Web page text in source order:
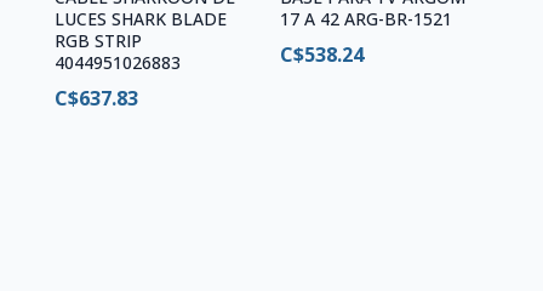
LUCES SHARK BLADE
RGB STRIP
4044951026883
C$637.83
17 A 42 ARG-BR-1521
C$538.24